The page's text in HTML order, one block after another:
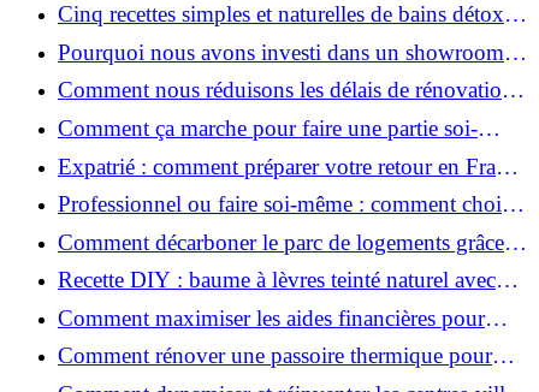
Cinq recettes simples et naturelles de bains détox
maison
Pourquoi nous avons investi dans un showroom-
atelier et ce que cela apporte aux clients
Comment nous réduisons les délais de rénovation à
3 mois au lieu de 6?
Comment ça marche pour faire une partie soi-
même et nous confier le reste ?
Expatrié : comment préparer votre retour en France
et rénover votre bien à distance ?
Professionnel ou faire soi-même : comment choisir
pour votre rénovation ?
Comment décarboner le parc de logements grâce à
la rénovation énergétique ?
Recette DIY : baume à lèvres teinté naturel avec
SPF
Comment maximiser les aides financières pour
votre rénovation ?
Comment rénover une passoire thermique pour
une maison durable ?